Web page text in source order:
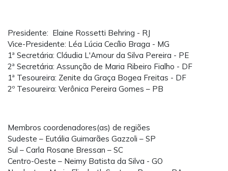
Presidente: Elaine Rossetti Behring - RJ
Vice-Presidente: Léa Lúcia Cecílio Braga - MG
1ª Secretária: Cláudia L'Amour da Silva Pereira - PE
2ª Secretária: Assunção de Maria Ribeiro Fialho - DF
1ª Tesoureira: Zenite da Graça Bogea Freitas - DF
2º Tesoureira: Verônica Pereira Gomes – PB
Membros coordenadores(as) de regiões
Sudeste – Eutália Guimarães Gazzoli – SP
Sul – Carla Rosane Bressan – SC
Centro-Oeste – Neimy Batista da Silva - GO